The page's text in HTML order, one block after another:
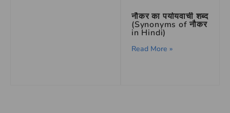
नौकर का पर्यायवाची शब्द
(Synonyms of नौकर
in Hindi)
Read More »